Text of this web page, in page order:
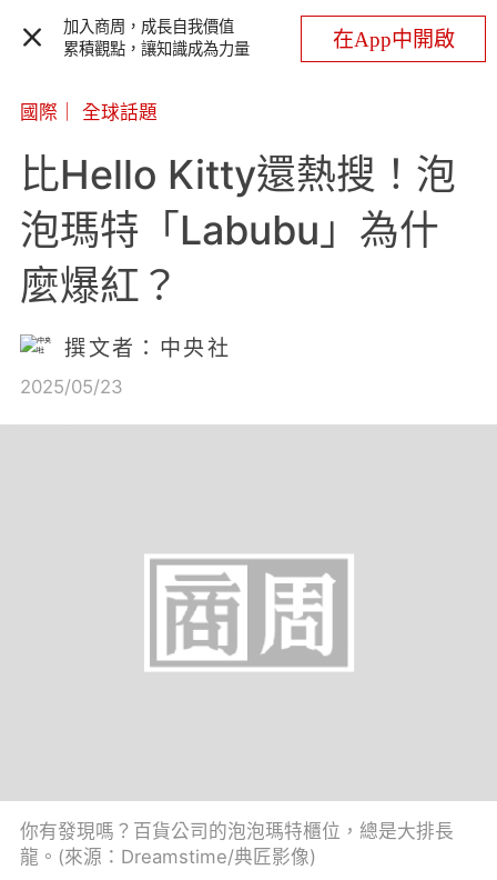
加入商周，成長自我價值
累積觀點，讓知識成為力量
在App中開啟
國際 全球話題
比Hello Kitty還熱搜！泡
泡瑪特「Labubu」為什
麼爆紅？
撰文者：中央社
2025/05/23
你有發現嗎？百貨公司的泡泡瑪特櫃位，總是大排長
龍。(來源：Dreamstime/典匠影像)